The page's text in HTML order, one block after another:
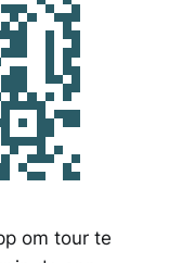
om tour te